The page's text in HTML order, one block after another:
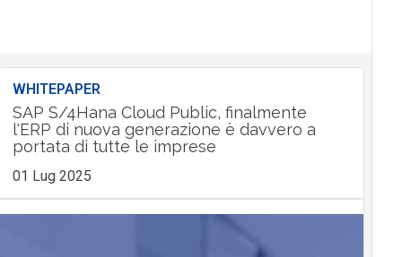
WHITEPAPER
SAP S/4Hana Cloud Public, finalmente
l'ERP di nuova generazione è davvero a
portata di tutte le imprese
01 Lug 2025